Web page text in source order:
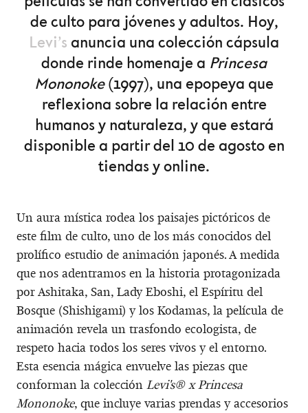
de culto para jóvenes y adultos. Hoy,
Levi’s anuncia una colección cápsula
donde rinde homenaje a Princesa
Mononoke(1997), una epopeya que
reflexiona sobre la relación entre
humanos y naturaleza, y que estará
disponible a partir del 10 de agosto en
tiendas y online.
Un aura mística rodea los paisajes pictóricos de
este film de culto, uno de los más conocidos del
prolífico estudio de animación japonés. A medida
que nos adentramos en la historia protagonizada
por Ashitaka, San, Lady Eboshi, el Espíritu del
Bosque (Shishigami) y los Kodamas, la película de
animación revela un trasfondo ecologista, de
respeto hacia todos los seres vivos y el entorno.
Esta esencia mágica envuelve las piezas que
conforman la colección Levi's® x Princesa
Mononoke, que incluye varias prendas y accesorios